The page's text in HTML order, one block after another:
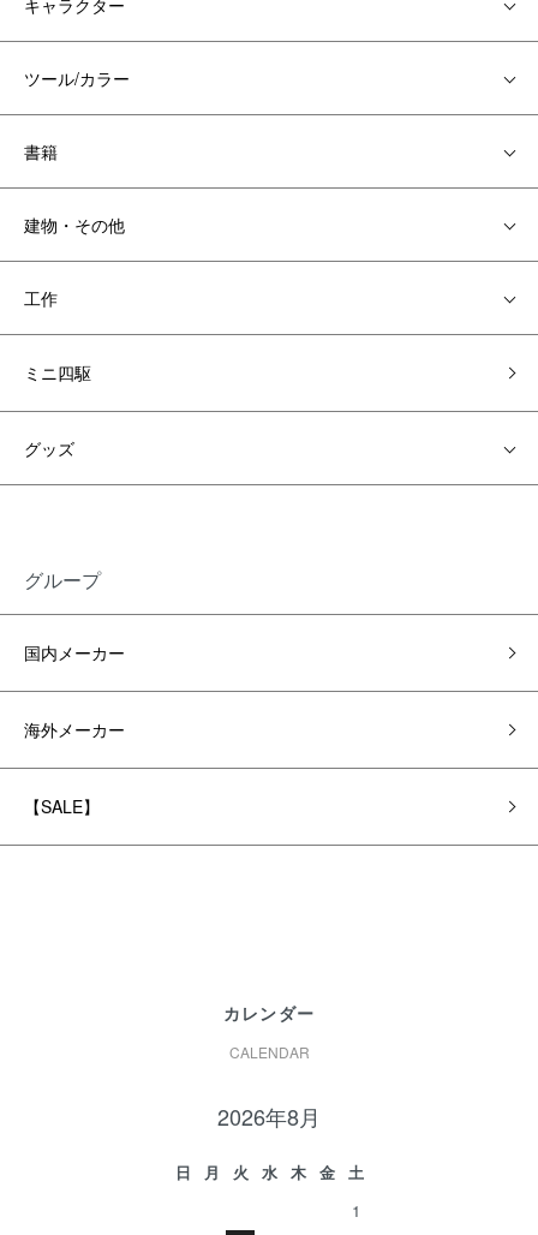
キャラクター
ツール/カラー
書籍
建物・その他
工作
ミニ四駆
グッズ
グループ
国内メーカー
海外メーカー
【SALE】
カレンダー
CALENDAR
2026年8月
日 月 火 水 木 金
土
1